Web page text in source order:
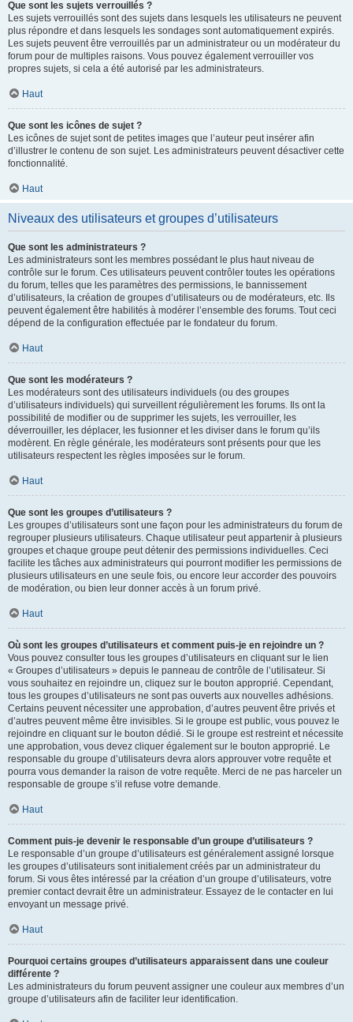
Que sont les sujets verrouillés ?
Les sujets verrouillés sont des sujets dans lesquels les utilisateurs ne peuvent
plus répondre et dans lesquels les sondages sont automatiquement expirés.
Les sujets peuvent être verrouillés par un administrateur ou un modérateur du
forum pour de multiples raisons. Vous pouvez également verrouiller vos
propres sujets, si cela a été autorisé par les administrateurs.
Haut
Que sont les icônes de sujet ?
Les icônes de sujet sont de petites images que l’auteur peut insérer afin
d’illustrer le contenu de son sujet. Les administrateurs peuvent désactiver cette
fonctionnalité.
Haut
Niveaux des utilisateurs et groupes d’utilisateurs
Que sont les administrateurs ?
Les administrateurs sont les membres possédant le plus haut niveau de
contrôle sur le forum. Ces utilisateurs peuvent contrôler toutes les opérations
du forum, telles que les paramètres des permissions, le bannissement
d’utilisateurs, la création de groupes d’utilisateurs ou de modérateurs, etc. Ils
peuvent également être habilités à modérer l’ensemble des forums. Tout ceci
dépend de la configuration effectuée par le fondateur du forum.
Haut
Que sont les modérateurs ?
Les modérateurs sont des utilisateurs individuels (ou des groupes
d’utilisateurs individuels) qui surveillent régulièrement les forums. Ils ont la
possibilité de modifier ou de supprimer les sujets, les verrouiller, les
déverrouiller, les déplacer, les fusionner et les diviser dans le forum qu’ils
modèrent. En règle générale, les modérateurs sont présents pour que les
utilisateurs respectent les règles imposées sur le forum.
Haut
Que sont les groupes d’utilisateurs ?
Les groupes d’utilisateurs sont une façon pour les administrateurs du forum de
regrouper plusieurs utilisateurs. Chaque utilisateur peut appartenir à plusieurs
groupes et chaque groupe peut détenir des permissions individuelles. Ceci
facilite les tâches aux administrateurs qui pourront modifier les permissions de
plusieurs utilisateurs en une seule fois, ou encore leur accorder des pouvoirs
de modération, ou bien leur donner accès à un forum privé.
Haut
Où sont les groupes d’utilisateurs et comment puis-je en rejoindre un ?
Vous pouvez consulter tous les groupes d’utilisateurs en cliquant sur le lien
« Groupes d’utilisateurs » depuis le panneau de contrôle de l’utilisateur. Si
vous souhaitez en rejoindre un, cliquez sur le bouton approprié. Cependant,
tous les groupes d’utilisateurs ne sont pas ouverts aux nouvelles adhésions.
Certains peuvent nécessiter une approbation, d’autres peuvent être privés et
d’autres peuvent même être invisibles. Si le groupe est public, vous pouvez le
rejoindre en cliquant sur le bouton dédié. Si le groupe est restreint et nécessite
une approbation, vous devez cliquer également sur le bouton approprié. Le
responsable du groupe d’utilisateurs devra alors approuver votre requête et
pourra vous demander la raison de votre requête. Merci de ne pas harceler un
responsable de groupe s’il refuse votre demande.
Haut
Comment puis-je devenir le responsable d’un groupe d’utilisateurs ?
Le responsable d’un groupe d’utilisateurs est généralement assigné lorsque
les groupes d’utilisateurs sont initialement créés par un administrateur du
forum. Si vous êtes intéressé par la création d’un groupe d’utilisateurs, votre
premier contact devrait être un administrateur. Essayez de le contacter en lui
envoyant un message privé.
Haut
Pourquoi certains groupes d’utilisateurs apparaissent dans une couleur
différente ?
Les administrateurs du forum peuvent assigner une couleur aux membres d’un
groupe d’utilisateurs afin de faciliter leur identification.